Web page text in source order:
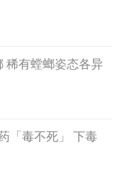
稀有螳螂姿态各异
「毒不死」 下毒